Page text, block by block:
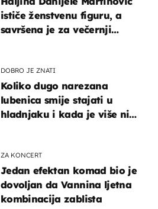
ističe ženstvenu figuru, a
savršena je za večernji
DOBRO JE ZNATI
Koliko dugo narezana
lubenica smije stajati u
hladnjaku i kada je više nije
ZA KONCERT
Jedan efektan komad bio je
dovoljan da Vannina ljetna
kombinacija zablista